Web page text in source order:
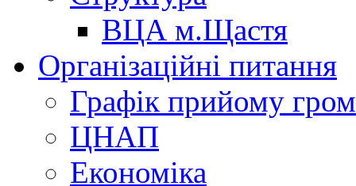
ВЦА м.Щастя
Організаційні питання
Графік прийому
ЦНАП
Економіка